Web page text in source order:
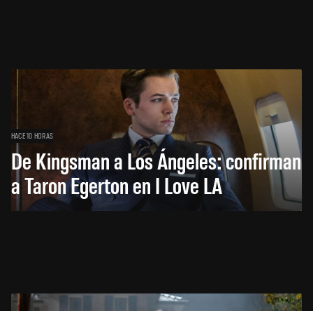
HACE 10 HORAS
De Kingsman a Los Ángeles: confirman
a Taron Egerton en I Love LA